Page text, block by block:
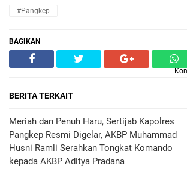
#Pangkep
BAGIKAN
BERITA TERKAIT
Meriah dan Penuh Haru, Sertijab Kapolres
Pangkep Resmi Digelar, AKBP Muhammad
Husni Ramli Serahkan Tongkat Komando
kepada AKBP Aditya Pradana